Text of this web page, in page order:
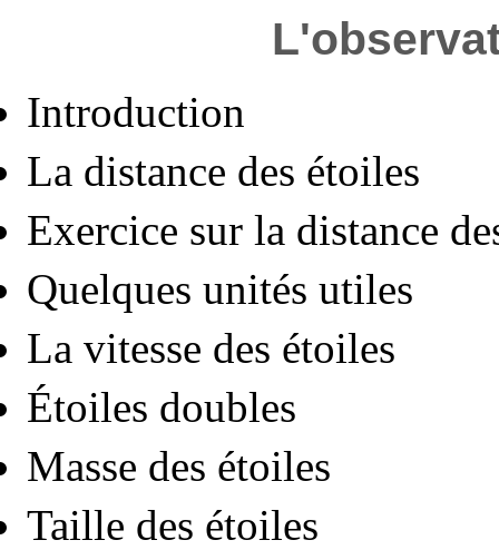
Introduction
La distance des étoiles
Exercice sur la distance
Quelques unités utiles
La vitesse des étoiles
Étoiles doubles
Masse des étoiles
Taille des étoiles